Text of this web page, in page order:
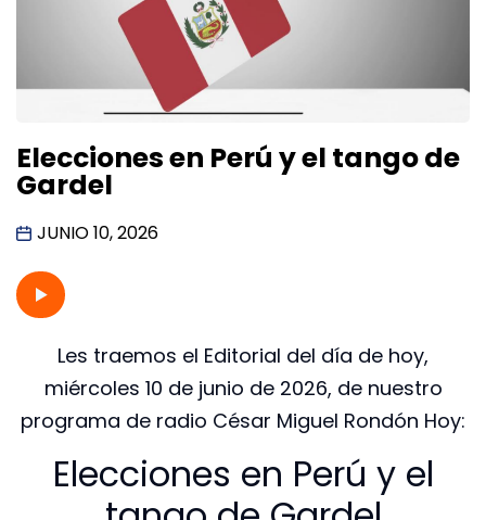
Elecciones en Perú y el tango de
Gardel
JUNIO 10, 2026
Les traemos el Editorial del día de hoy,
miércoles 10 de junio de 2026, de nuestro
programa de radio César Miguel Rondón Hoy:
Elecciones en Perú y el